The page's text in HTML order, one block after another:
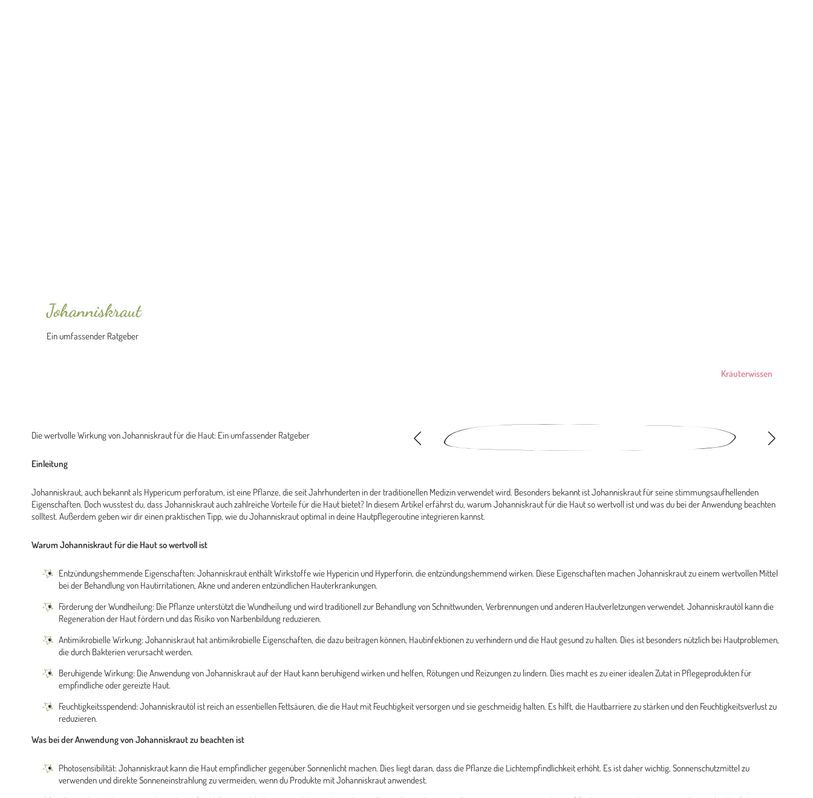
Johanniskraut
Ein umfassender Ratgeber
Kräuterwissen
Die wertvolle Wirkung von Johanniskraut für die Haut: Ein umfassender Ratgeber
Einleitung
Johanniskraut, auch bekannt als Hypericum perforatum, ist eine Pflanze, die seit Jahrhunderten in der traditionellen Medizin verwendet wird. Besonders bekannt ist Johanniskraut für seine stimmungsaufhellenden
Eigenschaften. Doch wusstest du, dass Johanniskraut auch zahlreiche Vorteile für die Haut bietet? In diesem Artikel erfährst du, warum Johanniskraut für die Haut so wertvoll ist und was du bei der Anwendung beachten
solltest. Außerdem geben wir dir einen praktischen Tipp, wie du Johanniskraut optimal in deine Hautpflegeroutine integrieren kannst.
Warum Johanniskraut für die Haut so wertvoll ist
Entzündungshemmende Eigenschaften: Johanniskraut enthält Wirkstoffe wie Hypericin und Hyperforin, die entzündungshemmend wirken. Diese Eigenschaften machen Johanniskraut zu einem wertvollen Mittel
bei der Behandlung von Hautirritationen, Akne und anderen entzündlichen Hauterkrankungen.
Förderung der Wundheilung: Die Pflanze unterstützt die Wundheilung und wird traditionell zur Behandlung von Schnittwunden, Verbrennungen und anderen Hautverletzungen verwendet. Johanniskrautöl kann die
Regeneration der Haut fördern und das Risiko von Narbenbildung reduzieren.
Antimikrobielle Wirkung: Johanniskraut hat antimikrobielle Eigenschaften, die dazu beitragen können, Hautinfektionen zu verhindern und die Haut gesund zu halten. Dies ist besonders nützlich bei Hautproblemen,
die durch Bakterien verursacht werden.
Beruhigende Wirkung: Die Anwendung von Johanniskraut auf der Haut kann beruhigend wirken und helfen, Rötungen und Reizungen zu lindern. Dies macht es zu einer idealen Zutat in Pflegeprodukten für
empfindliche oder gereizte Haut.
Feuchtigkeitsspendend: Johanniskrautöl ist reich an essentiellen Fettsäuren, die die Haut mit Feuchtigkeit versorgen und sie geschmeidig halten. Es hilft, die Hautbarriere zu stärken und den Feuchtigkeitsverlust zu
reduzieren.
Was bei der Anwendung von Johanniskraut zu beachten ist
Photosensibilität: Johanniskraut kann die Haut empfindlicher gegenüber Sonnenlicht machen. Dies liegt daran, dass die Pflanze die Lichtempfindlichkeit erhöht. Es ist daher wichtig, Sonnenschutzmittel zu
verwenden und direkte Sonneneinstrahlung zu vermeiden, wenn du Produkte mit Johanniskraut anwendest.